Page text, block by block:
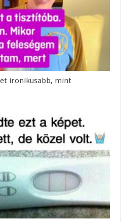
ironikusabb, mint